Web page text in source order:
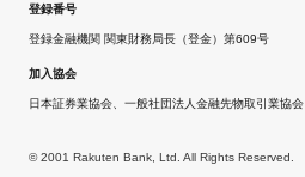
登録番号
登録金融機関 関東財務局長（登金）第609号
加入協会
日本証券業協会、一般社団法人金融先物取引業協会
© 2001 Rakuten Bank, Ltd. All Rights Reserved.